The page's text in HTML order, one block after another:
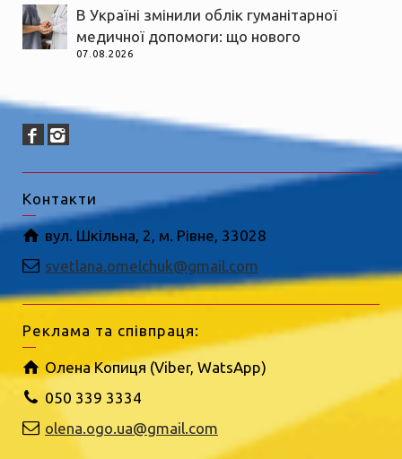
В Україні змінили облік гуманітарної
медичної допомоги: що нового
07.08.2026
Контакти
вул. Шкільна, 2, м. Рівне, 33028
svetlana.omelchuk@gmail.com
Реклама та співпраця:
Олена Копиця (Viber, WatsApp)
050 339 3334
olena.ogo.ua@gmail.com